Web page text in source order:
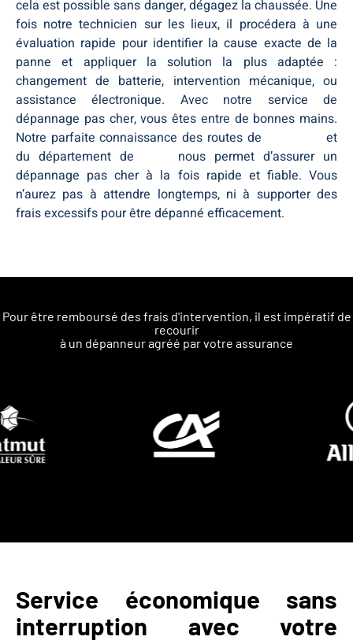
cela est possible sans danger, dégagez la chaussée. Une
fois notre technicien sur les lieux, il procédera à une
évaluation rapide pour identifier la cause exacte de la
panne et appliquer la solution la plus adaptée :
changement de batterie, intervention mécanique, ou
assistance électronique. Avec notre service de
dépannage pas cher, vous êtes entre de bonnes mains.
Notre parfaite connaissance des routes de
et
du département de
nous permet d’assurer un
dépannage pas cher à la fois rapide et fiable. Vous
n’aurez pas à attendre longtemps, ni à supporter des
frais excessifs pour être dépanné efficacement.
Pour être remboursé des frais d'intervention, il est impératif de
recourir
à un dépanneur agréé par votre assurance
Service économique sans
interruption avec votre